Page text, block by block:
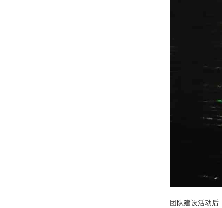
团队建设活动后